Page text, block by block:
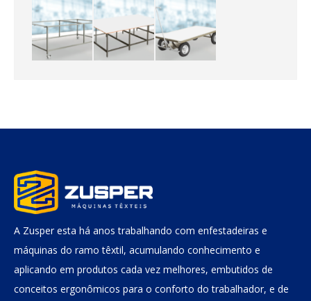
A Zusper esta há anos trabalhando com enfestadeiras e
máquinas do ramo têxtil, acumulando conhecimento e
aplicando em produtos cada vez melhores, embutidos de
conceitos ergonômicos para o conforto do trabalhador, e de